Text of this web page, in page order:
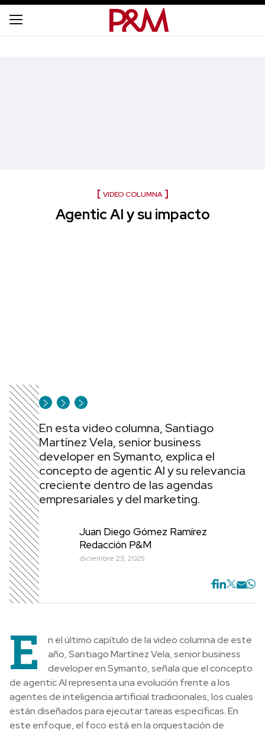
VIDEO COLUMNA
Agentic AI y su impacto
En esta video columna, Santiago
Martínez Vela, senior business
developer en Symanto, explica el
concepto de agentic AI y su relevancia
creciente dentro de las agendas
empresariales y del marketing.
Juan Diego Gómez Ramírez
Redacción P&M
diciembre 23, 2025
E
n el último capítulo de la video columna de este
año, Santiago Martínez Vela, senior business
developer en Symanto, señala que el concepto
de agentic AI representa una evolución frente a los
agentes de inteligencia artificial tradicionales, los cuales
están diseñados para ejecutar tareas específicas. En
este enfoque, el foco está en la orquestación de